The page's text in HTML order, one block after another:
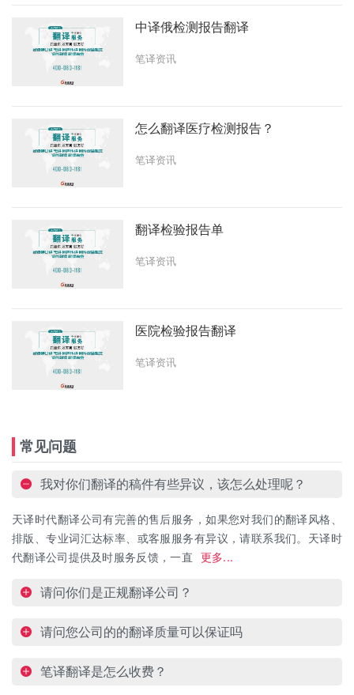
中译俄检测报告翻译
笔译资讯
怎么翻译医疗检测报告？
笔译资讯
翻译检验报告单
笔译资讯
医院检验报告翻译
笔译资讯
常见问题
我对你们翻译的稿件有些异议，该怎么处理呢？
天译时代翻译公司有完善的售后服务，如果您对我们的翻译风格、
排版、专业词汇达标率、或客服服务有异议，请联系我们。天译时
代翻译公司提供及时服务反馈，一直
更多...
请问你们是正规翻译公司？
请问您公司的的翻译质量可以保证吗
笔译翻译是怎么收费？